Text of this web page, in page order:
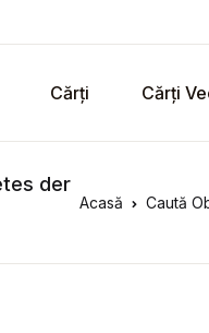
Cărți Cărți
der
Acasă Caută